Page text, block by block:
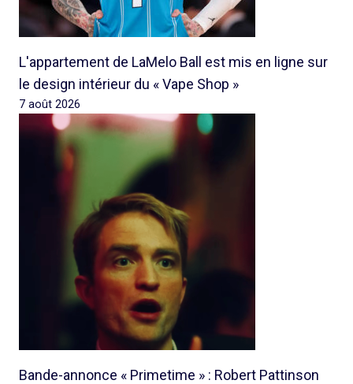
L'appartement de LaMelo Ball est mis en ligne sur
le design intérieur du « Vape Shop »
7 août 2026
Bande-annonce « Primetime » : Robert Pattinson